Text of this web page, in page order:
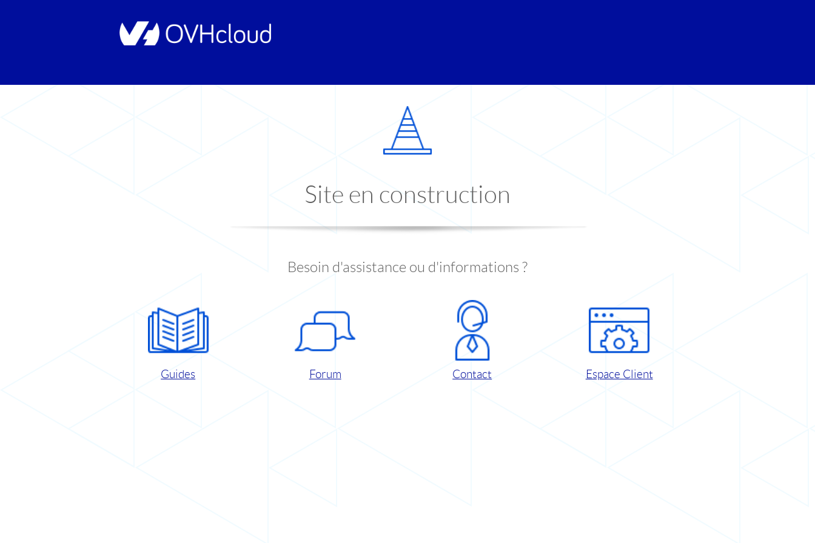
Site en construction
Besoin d'assistance ou d'informations ?
Guides Forum Contact Espace Client